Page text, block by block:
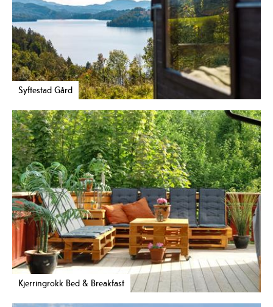
Syftestad Gård
Kjerringrokk Bed & Breakfast